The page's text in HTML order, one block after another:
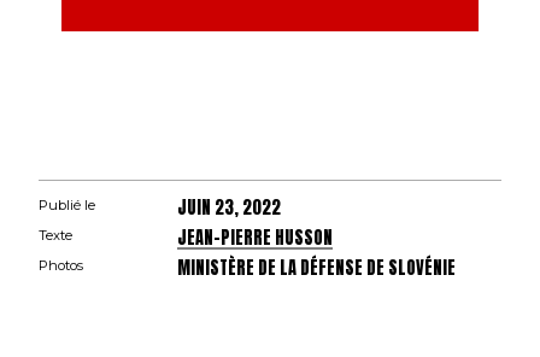
Publié le JUIN 23, 2022
Texte JEAN-PIERRE HUSSON
Photos MINISTÈRE DE LA DÉFENSE DE SLOVÉNIE